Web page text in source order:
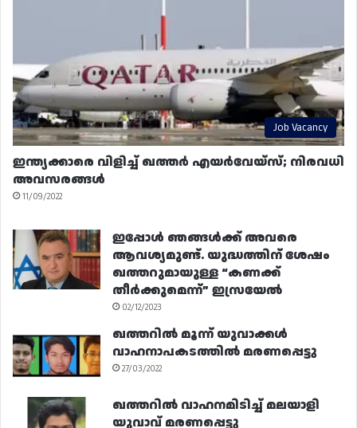
Job Vacancy
ഇന്ത്യക്കാരെ വിളിച്ച് ഖത്തർ എയർവേയ്‌സ്; നിരവധി
അവസരങ്ങൾ
11/09/2022
ഇപ്പോൾ ഞങ്ങൾക്ക് അവരെ
ആവശ്യമുണ്ട്. യുദ്ധത്തിന് ശേഷം
ഖത്തറുമായുള്ള “കണക്ക്
തീർക്കുമെന്ന്” ഇസ്രയേൽ
02/12/2023
ഖത്തറിൽ മൂന്ന് യുവാക്കൾ
വാഹനാപകടത്തിൽ മരണപ്പെട്ടു
27/03/2022
ഖത്തറിൽ വാഹനമിടിച്ച് മലയാളി
യുവാവ് മരണപ്പെട്ടു